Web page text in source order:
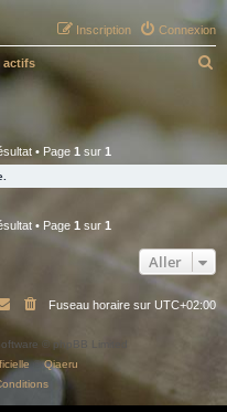
Connexion
Inscription
actifs
e
e
r
• Page 1sur 1
• Page 1 sur 1
Aller
Fuseau horaire sur UTC+02:00
© phpBB Limited
©Qiaeru